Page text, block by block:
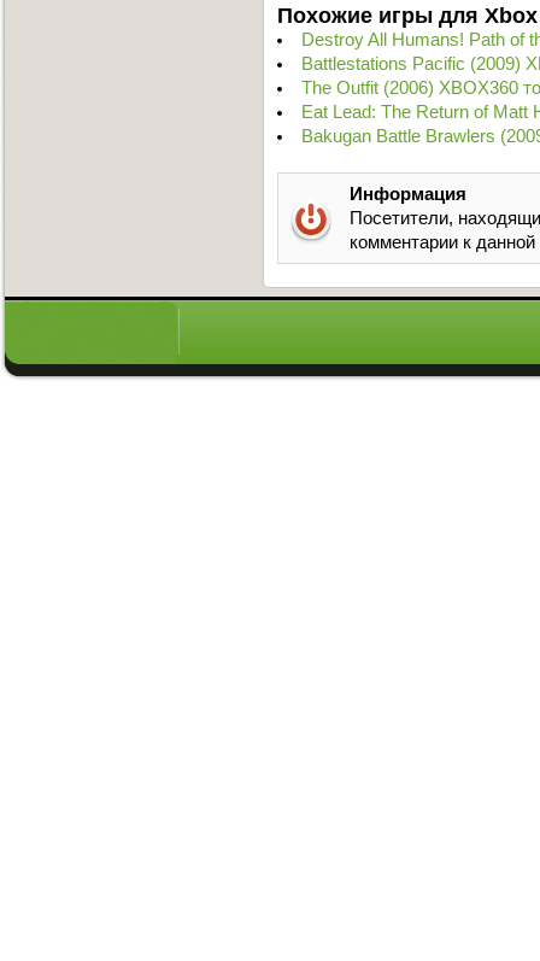
Похожие игры для Xbox
Destroy All Humans! Path of
Battlestations Pacific (2009)
The Outfit (2006) XBOX360
Eat Lead: The Return of Matt
Bakugan Battle Brawlers
Информация
Посетители,
комментарии к